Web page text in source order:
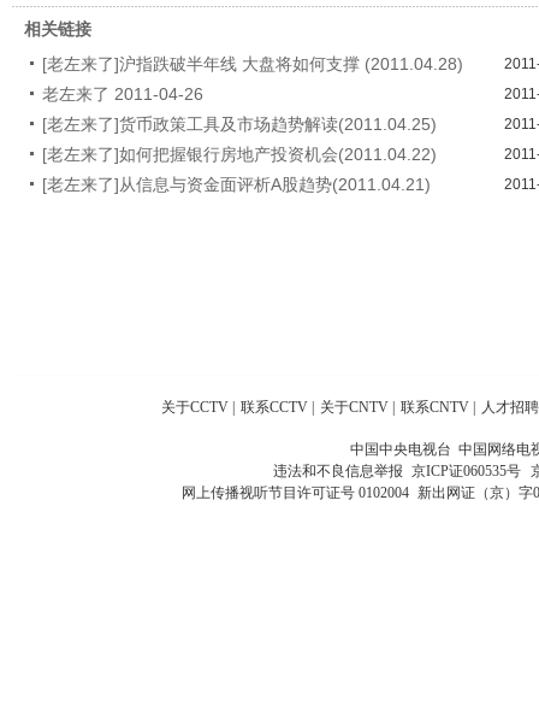
相关链接
[老左来了]沪指跌破半年线 大盘将如何支撑 (2011.04.28)
老左来了 2011-04-26
[老左来了]货币政策工具及市场趋势解读(2011.04.25)
[老左来了]如何把握银行房地产投资机会(2011.04.22)
[老左来了]从信息与资金面评析A股趋势(2011.04.21)
关于CCTV | 联系CCTV | 关于CNTV | 联系CNTV | 人才招聘
中国中央电视台 中国网络电
违法和不良信息举报 京ICP证060535号
网上传播视听节目许可证号 0102004 新出网证（京）